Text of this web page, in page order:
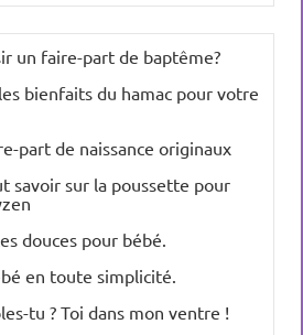
un faire-part de baptême?
bienfaits du hamac pour votre
part de naissance originaux
savoir sur la poussette pour
douces pour bébé.
en toute simplicité.
tu ? Toi dans mon ventre !